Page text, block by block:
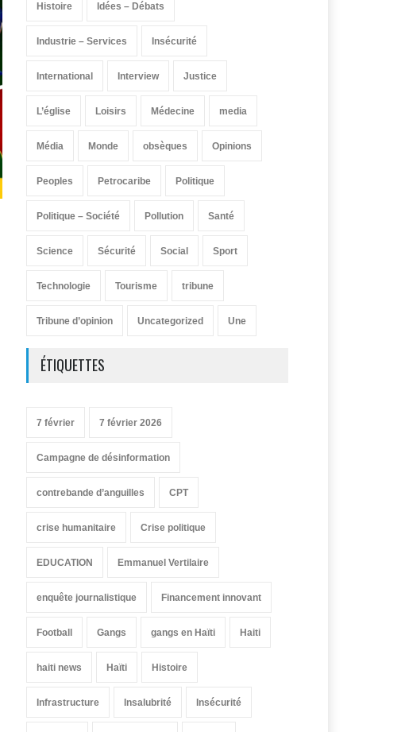
Histoire Idées – Débats
Industrie – Services Insécurité
International Interview Justice
L’église Loisirs Médecine media
Média Monde obsèques Opinions
Peoples Petrocaribe Politique
Politique – Société Pollution Santé
Science Sécurité Social Sport
Technologie Tourisme tribune
Tribune d’opinion Uncategorized Une
ÉTIQUETTES
7 février 7 février 2026
Campagne de désinformation
contrebande d’anguilles CPT
crise humanitaire Crise politique
EDUCATION Emmanuel Vertilaire
enquête journalistique Financement innovant
Football Gangs gangs en Haïti Haiti
haiti news Haïti Histoire
Infrastructure Insalubrité Insécurité